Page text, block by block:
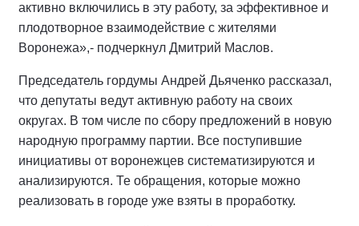
активно включились в эту работу, за эффективное и
плодотворное взаимодействие с жителями
Воронежа»,- подчеркнул Дмитрий Маслов.
Председатель гордумы Андрей Дьяченко рассказал,
что депутаты ведут активную работу на своих
округах. В том числе по сбору предложений в новую
народную программу партии. Все поступившие
инициативы от воронежцев систематизируются и
анализируются. Те обращения, которые можно
реализовать в городе уже взяты в проработку.